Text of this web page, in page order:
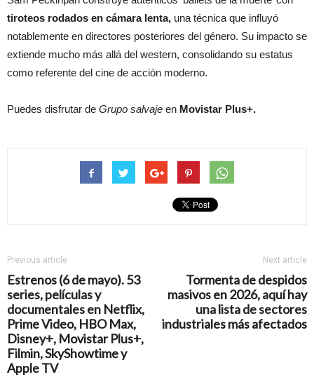
tiroteos rodados en cámara lenta, una técnica que influyó
notablemente en directores posteriores del género. Su impacto se
extiende mucho más allá del western, consolidando su estatus
como referente del cine de acción moderno.
Puedes disfrutar de Grupo salvaje en Movistar Plus+.
Previous article
Estrenos (6 de mayo). 53
series, películas y
documentales en Netflix,
Prime Video, HBO Max,
Disney+, Movistar Plus+,
Filmin, SkyShowtime y
Apple TV
Next article
Tormenta de despidos
masivos en 2026, aquí hay
una lista de sectores
industriales más afectados